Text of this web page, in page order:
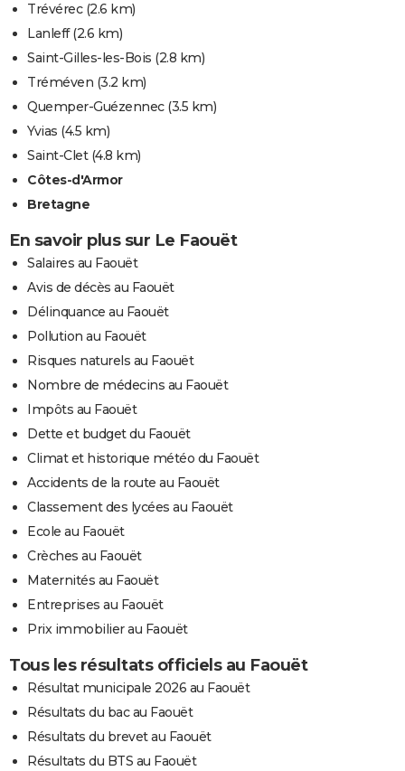
Trévérec(2.6 km)
Lanleff(2.6 km)
Saint-Gilles-les-Bois (2.8 km)
Tréméven (3.2 km)
Quemper-Guézennec(3.5 km)
Yvias (4.5 km)
Saint-Clet(4.8 km)
Côtes-d'Armor
Bretagne
En savoir plus sur Le Faouët
Salaires au Faouët
Avis de décès au Faouët
Délinquance au Faouët
Pollution au Faouët
Risques naturels au Faouët
Nombre de médecins au Faouët
Impôts au Faouët
Dette et budget du Faouët
Climat et historique météo du Faouët
Accidents de la route au Faouët
Classement des lycées au Faouët
Ecole au Faouët
Crèches au Faouët
Maternités au Faouët
Entreprises au Faouët
Prix immobilier au Faouët
Tous les résultats officiels au Faouët
Résultat municipale 2026 au Faouët
Résultats du bac au Faouët
Résultats du brevet au Faouët
Résultats du BTS au Faouët